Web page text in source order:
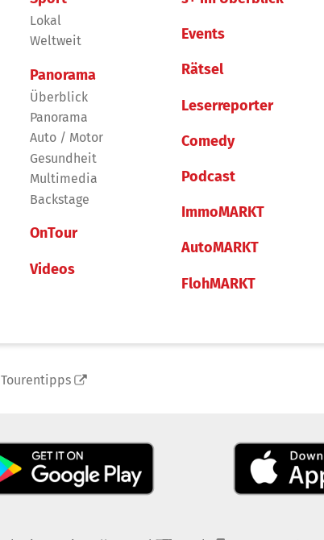
Lokal
Weltweit
Panorama
Überblick
Panorama
Auto / Motor
Gesundheit
Multimedia
Backstage
OnTour
Videos
Events
Rätsel
Leserreporter
Comedy
Podcast
ImmoMARKT
AutoMARKT
FlohMARKT
Tourentipps